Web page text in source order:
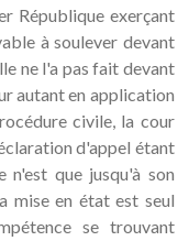
République exerçant
à soulever devant
ne l'a pas fait devant
autant en application
civile, la cour
d'appel étant
n'est que jusqu'à son
mise en état est seul
se trouvant